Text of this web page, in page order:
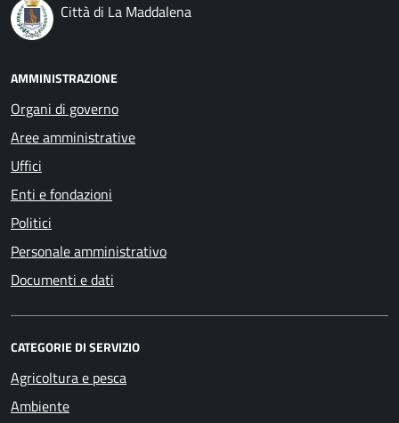
Città di La Maddalena
AMMINISTRAZIONE
Organi di governo
Aree amministrative
Uffici
Enti e fondazioni
Politici
Personale amministrativo
Documenti e dati
CATEGORIE DI SERVIZIO
Agricoltura e pesca
Ambiente